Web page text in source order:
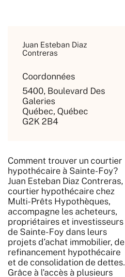
Juan Esteban Diaz
Contreras
Coordonnées
5400, Boulevard Des
Galeries
Québec, Québec
G2K 2B4
Comment trouver un courtier
hypothécaire à Sainte-Foy?
Juan Esteban Diaz Contreras,
courtier hypothécaire chez
Multi-Prêts Hypothèques,
accompagne les acheteurs,
propriétaires et investisseurs
de Sainte-Foy dans leurs
projets d’achat immobilier, de
refinancement hypothécaire
et de consolidation de dettes.
Grâce à l'accès à plusieurs